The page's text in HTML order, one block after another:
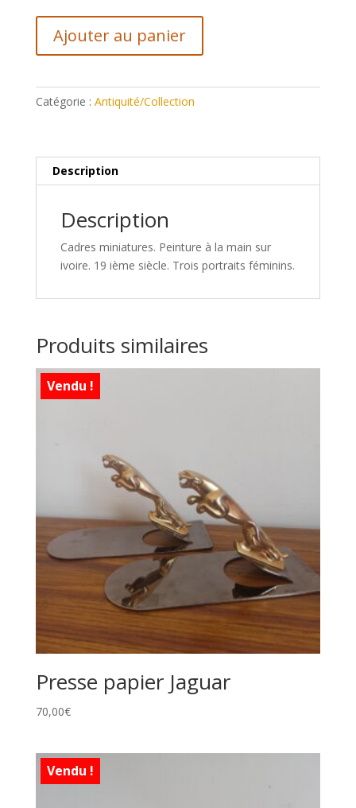
anciens
Ajouter au panier
Catégorie : Antiquité/Collection
Description
Description
Cadres miniatures. Peinture à la main sur
ivoire. 19 ième siècle. Trois portraits féminins.
Produits similaires
Vendu !
Presse papier Jaguar
70,00€
Vendu !